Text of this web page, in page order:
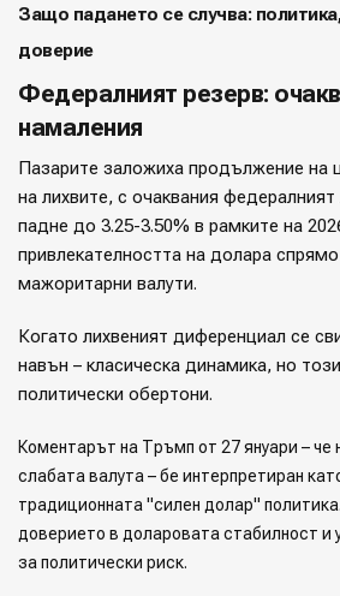
Защо падането се случва:
доверие
Федералният резерв:
намаления
Пазарите заложиха продължение на
на лихвите, с очаквания
падне до 3.25-3.50% в рамките на
привлекателността на долара
мажоритарни валути.
Когато лихвеният диференциал се
навън – класическа динамика, но
политически обертони.
Коментарът на Тръмп от 27 януари – че
слабата валута – бе интерпретиран
традиционната "силен долар"
доверието в доларовата стабилност и
за политически риск.